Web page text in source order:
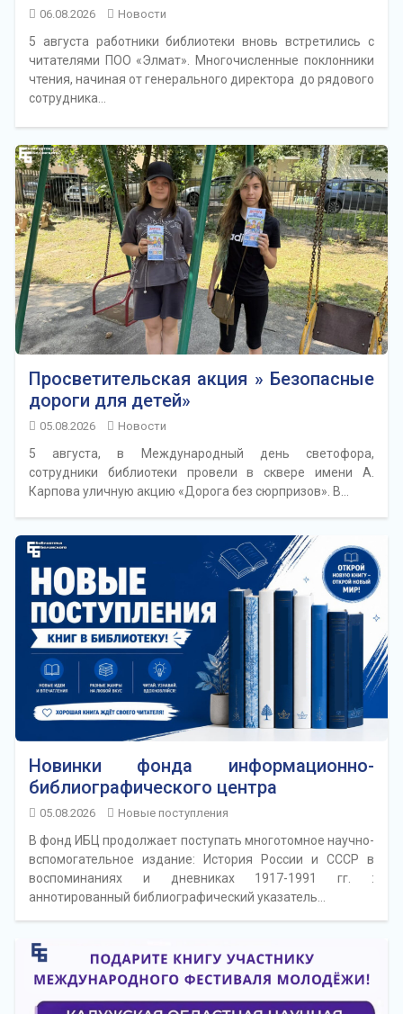
06.08.2026 Новости
5 августа работники библиотеки вновь встретились с
читателями ПОО «Элмат». Многочисленные поклонники
чтения, начиная от генерального директора до рядового
сотрудника…
Просветительская акция » Безопасные
дороги для детей»
05.08.2026 Новости
5 августа, в Международный день светофора,
сотрудники библиотеки провели в сквере имени А.
Карпова уличную акцию «Дорога без сюрпризов». В…
Новинки фонда информационно-
библиографического центра
05.08.2026 Новые поступления
В фонд ИБЦ продолжает поступать многотомное научно-
вспомогательное издание: История России и СССР в
воспоминаниях и дневниках 1917-1991 гг. :
аннотированный библиографический указатель…